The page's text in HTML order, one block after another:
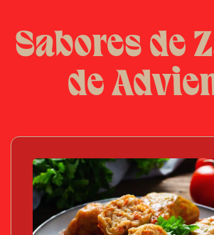
Sabores de
de